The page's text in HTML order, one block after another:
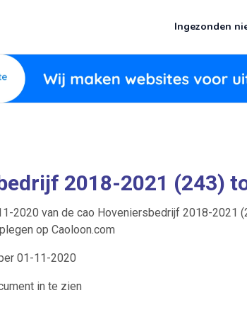
Ingezonden
2018-2021 (243)
2020 van de cao Hoveniersbedrijf 2018-2021
op Caoloon.com
01-11-2020
in te zien